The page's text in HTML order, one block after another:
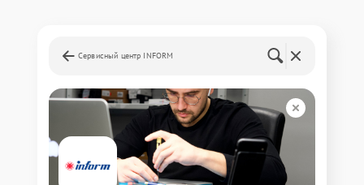
Сервисный центр INFORM